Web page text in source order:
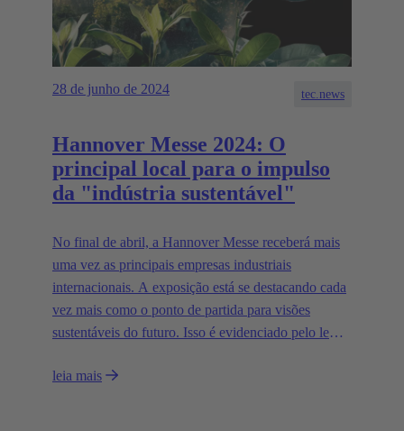
28 de junho de 2024 tec.news
Hannover Messe 2024: O
principal local para o impulso
da "indústria sustentável"
No final de abril, a Hannover Messe receberá mais
uma vez as principais empresas industriais
internacionais. A exposição está se destacando cada
vez mais como o ponto de partida para visões
sustentáveis do futuro. Isso é evidenciado pelo lema,
Society.
leia mais